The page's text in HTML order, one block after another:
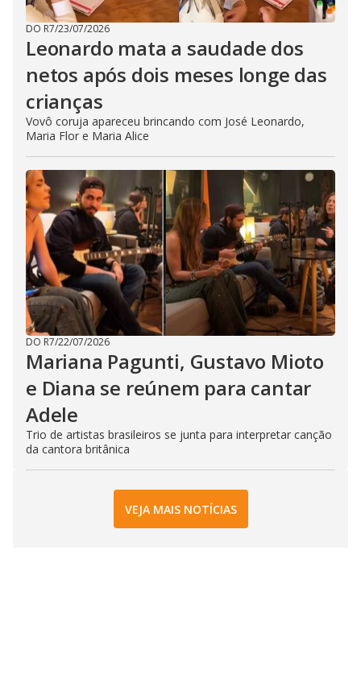
DO R7/23/07/2026
Leonardo mata a saudade dos
netos após dois meses longe das
crianças
Vovô coruja apareceu brincando com José Leonardo,
Maria Flor e Maria Alice
DO R7/22/07/2026
Mariana Pagunti, Gustavo Mioto
e Diana se reúnem para cantar
Adele
Trio de artistas brasileiros se junta para interpretar canção
da cantora britânica
VEJA MAIS NOTÍCIAS